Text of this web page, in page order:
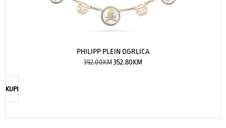
PHILIPP PLEIN OGRLICA
392.00KM352.80KM
KUPI